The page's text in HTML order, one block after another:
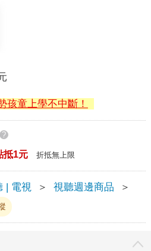
孩童上學不中斷！
?
抵1元 折抵無上限
| 電視 ＞ 視聽週邊商品
＞